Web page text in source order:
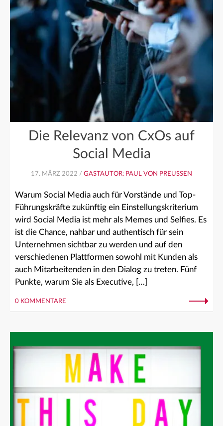
Die Relevanz von CxOs auf
Social Media
17. MÄRZ 2022 / GASTAUTOR: PAUL VON PREUSSEN
Warum Social Media auch für Vorstände und Top-
Führungskräfte zukünftig ein Einstellungskriterium
wird Social Media ist mehr als Memes und Selfies. Es
ist die Chance, nahbar und authentisch für sein
Unternehmen sichtbar zu werden und auf den
verschiedenen Plattformen sowohl mit Kunden als
auch Mitarbeitenden in den Dialog zu treten. Fünf
Punkte, warum Sie als Executive, […]
0 KOMMENTARE